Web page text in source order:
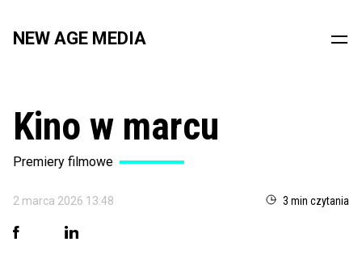
NEW AGE MEDIA
Kino w marcu
Premiery filmowe
2 marca 2026 13:48 3 min czytania